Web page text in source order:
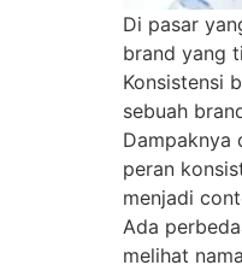
Di pasar
brand yang
Konsistensi
sebuah
Dampaknya
peran
menjadi
Ada
melihat